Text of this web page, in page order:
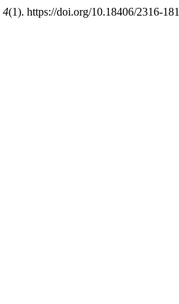
4(1). https://doi.org/10.18406/2316-